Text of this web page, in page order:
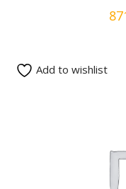
Add to wishlist